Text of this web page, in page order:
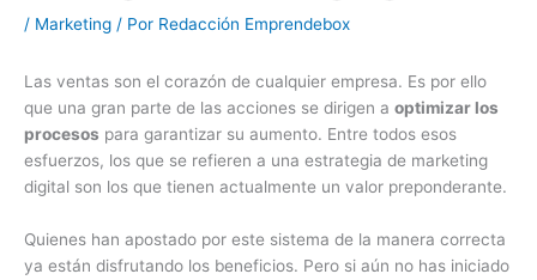
/ Marketing / Por Redacción Emprendebox
Las ventas son el corazón de cualquier empresa. Es por ello
que una gran parte de las acciones se dirigen a optimizar los
procesos para garantizar su aumento. Entre todos esos
esfuerzos, los que se refieren a una estrategia de marketing
digital son los que tienen actualmente un valor preponderante.
Quienes han apostado por este sistema de la manera correcta
ya están disfrutando los beneficios. Pero si aún no has iniciado